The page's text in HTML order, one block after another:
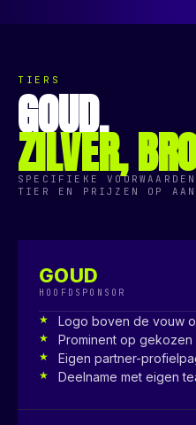
TIERS
GOUD,
ZILVER,
SPECIFIEKE
TIER EN PRIJZEN OP
GOUD
HOOFDSPONSOR
Logo boven de vouw
Prominent op
Eigen partner-
Deelname met eigen